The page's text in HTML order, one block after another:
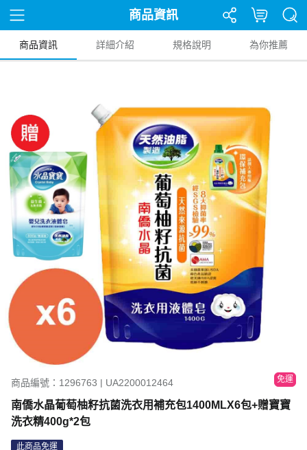
商品資訊
商品資訊 詳細介紹 規格說明 為你推薦
商品編號：1296763 | UA2200012464 免運
南僑水晶葡萄柚籽抗菌洗衣用補充包1400MLX6包+贈寶寶
洗衣精400g*2包
此商品免運